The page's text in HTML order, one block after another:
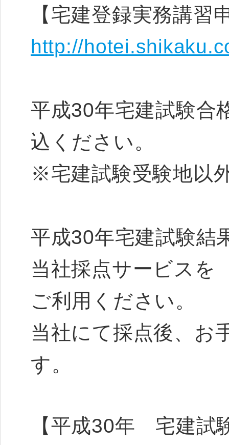
【宅建登録実務講習
http://
平成30年宅建試験合
込ください。
※宅建試験受験地以
平成30年宅建試験結
当社採点サービスを
ご利用ください。
当社にて採点後、お
す。
【平成30年 宅建試